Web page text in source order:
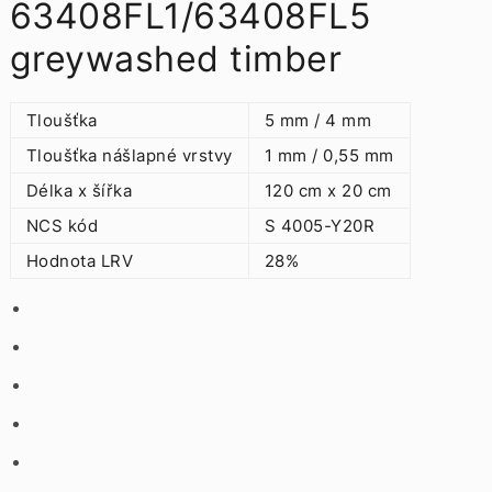
63408FL1/63408FL5
greywashed timber
Tloušťka
5 mm / 4 mm
Tloušťka nášlapné vrstvy
1 mm / 0,55 mm
Délka x šířka
120 cm x 20 cm
NCS kód
S 4005-Y20R
Hodnota LRV
28%